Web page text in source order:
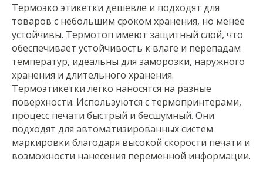
Термоэко этикетки дешевле и подходят для
товаров с небольшим сроком хранения, но менее
устойчивы. Термотоп имеют защитный слой, что
обеспечивает устойчивость к влаге и перепадам
температур, идеальны для заморозки, наружного
хранения и длительного хранения.
Термоэтикетки легко наносятся на разные
поверхности. Используются с термопринтерами,
процесс печати быстрый и бесшумный. Они
подходят для автоматизированных систем
маркировки благодаря высокой скорости печати и
возможности нанесения переменной информации.